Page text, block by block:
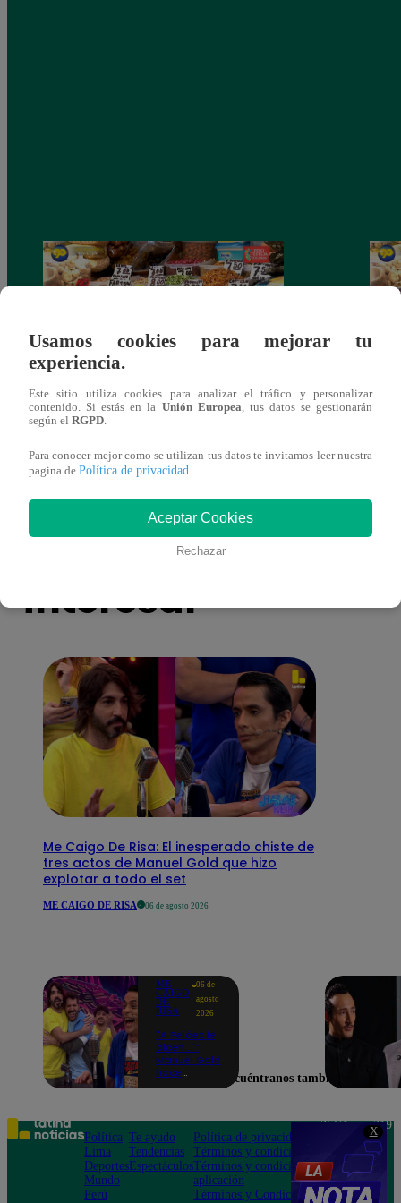
X
Mujeres al Mando – Viernes 25 de febrero
del 2022 – Programa completo
También te puede
interesar
Me Caigo De Risa: El inesperado chiste de
tres actos de Manuel Gold que hizo
explotar a todo el set
ME CAIGO DE RISA 06 de agosto 2026
ME
CAIGO
DE
RISA
06 de
agosto
2026
"A Peláez le
dicen...":
Manuel Gold
hace
de contar el
chiste
Usamos cookies para mejorar tu
experiencia.
Este sitio utiliza cookies para analizar el tráfico y personalizar
contenido. Si estás en la Unión Europea, tus datos se gestionarán
según el RGPD.
Para conocer mejor como se utilizan tus datos te invitamos leer nuestra
pagina de Política de privacidad.
Aceptar Cookies
Rechazar
Encuéntranos también en
Política
Lima
Deportes
Mundo
Perú
Te ayudo
Tendencias
Espectáculos
Política de privacidad
Términos y condiciones
Términos y condiciones
aplicación
Términos y Condiciones
Teléfono: 219
Av. San
Felipe 968
Jesús María